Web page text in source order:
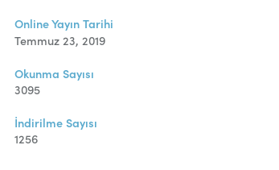
Online Yayın Tarihi
Temmuz 23, 2019
Okunma Sayısı
3095
İndirilme Sayısı
1256